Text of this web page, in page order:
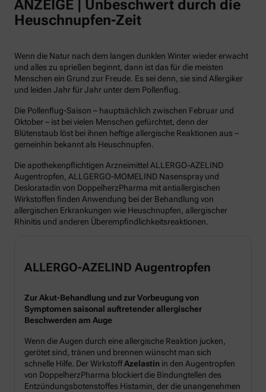
ANZEIGE | Unbeschwert durch die
Heuschnupfen-Zeit
Wenn die Natur nach dem langen dunklen Winter wieder erwacht
und alles zu sprießen beginnt, dann ist das für die meisten
Menschen ein Grund zur Freude. Es sei denn, sie sind Allergiker
und leiden Jahr für Jahr unter dem Pollenflug.
Die Pollenflug-Saison – hauptsächlich zwischen Februar und
Oktober – ist bei vielen Menschen gefürchtet, denn der
Blütenstaub löst bei ihnen heftige allergische Reaktionen aus –
gemeinhin bekannt als Heuschnupfen.
Die apothekenpflichtigen Arzneimittel ALLERGO-AZELIND
Augentropfen, ALLGERGO-MOMELIND Nasenspray und
Desloratadin von DoppelherzPharma mit antiallergischen
Wirkstoffen finden Anwendung bei der Behandlung von
allergischen Erkrankungen wie Heuschnupfen, allergischer
Rhinitis und anderen Überempfindlichkeitsreaktionen.
ALLERGO-AZELIND Augentropfen
Zur Akut-Behandlung und zur Vorbeugung von
Symptomen saisonal auftretender allergischer
Beschwerden am Auge
Wenn die Augen durch eine allergische Reaktion jucken,
gerötet sind, tränen und brennen wünscht man sich
schnelle Hilfe. Der WirkstoffAzelastin in den Augentropfen
von DoppelherzPharma blockiert die Bindungtellen des
Entzündungsbotenstoffes Histamin, der die unangenehmen